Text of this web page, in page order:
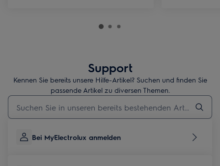
Support
Kennen Sie bereits unsere Hilfe-Artikel? Suchen und finden Sie
passende Artikel zu diversen Themen.
Geben Sie den Suchbegriff für Support-Artikel ein
Bei MyElectrolux anmelden